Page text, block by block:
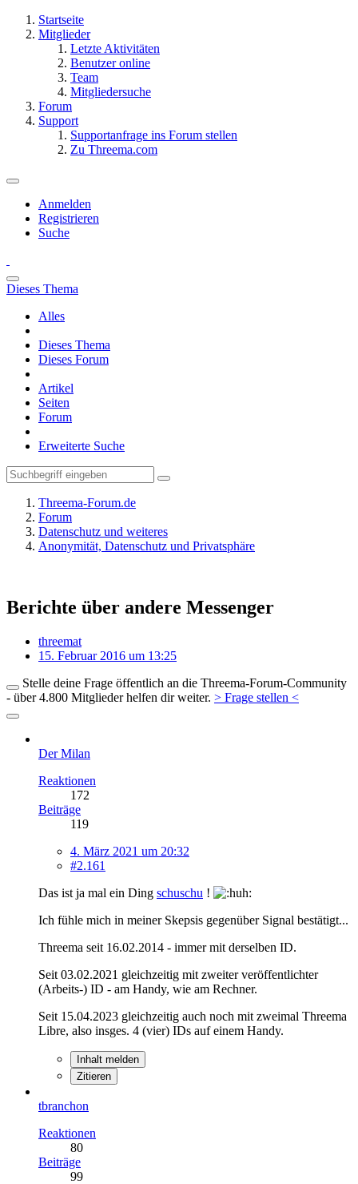
Startseite
Mitglieder
Letzte Aktivitäten
Benutzer online
Team
Mitgliedersuche
Forum
Support
Supportanfrage ins Forum stellen
Zu Threema.com
Anmelden
Registrieren
Suche
Dieses Thema
Alles
Dieses Thema
Dieses Forum
Artikel
Seiten
Forum
Erweiterte Suche
Threema-Forum.de
Forum
Datenschutz und weiteres
Anonymität, Datenschutz und Privatsphäre
Berichte über andere Messenger
threemat
15. Februar 2016 um 13:25
Stelle deine Frage öffentlich an die Threema-Forum-Community
- über 4.800 Mitglieder helfen dir weiter. > Frage stellen <
Der Milan
Reaktionen
172
Beiträge
119
4. März 2021 um 20:32
#2.161
Das ist ja mal ein Ding schuschu !
Ich fühle mich in meiner Skepsis gegenüber Signal bestätigt...
Threema seit 16.02.2014 - immer mit derselben ID.
Seit 03.02.2021 gleichzeitig mit zweiter veröffentlichter
(Arbeits-) ID - am Handy, wie am Rechner.
Seit 15.04.2023 gleichzeitig auch noch mit zweimal Threema
Libre, also insges. 4 (vier) IDs auf einem Handy.
Inhalt melden
Zitieren
tbranchon
Reaktionen
80
Beiträge
99